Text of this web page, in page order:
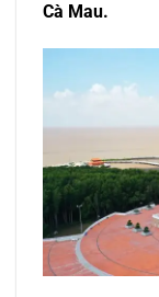
Cà Mau.